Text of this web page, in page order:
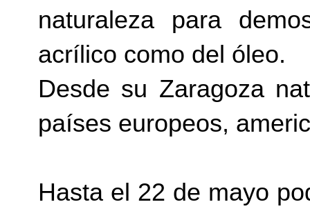
naturaleza para
acrílico como del óleo.
Desde su Zaragoza
países europeos,
Hasta el 22 de mayo